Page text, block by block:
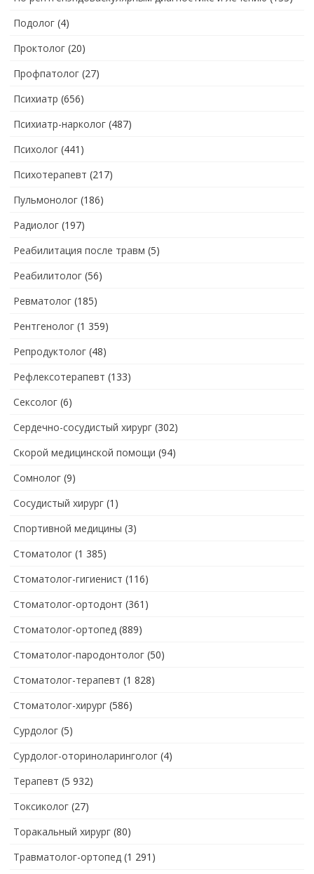
Подолог (4)
Проктолог (20)
Профпатолог (27)
Психиатр (656)
Психиатр-нарколог (487)
Психолог (441)
Психотерапевт (217)
Пульмонолог (186)
Радиолог (197)
Реабилитация после травм (5)
Реабилитолог (56)
Ревматолог (185)
Рентгенолог (1 359)
Репродуктолог (48)
Рефлексотерапевт (133)
Сексолог (6)
Сердечно-сосудистый хирург (302)
Скорой медицинской помощи (94)
Сомнолог (9)
Сосудистый хирург (1)
Спортивной медицины (3)
Стоматолог (1 385)
Стоматолог-гигиенист (116)
Стоматолог-ортодонт (361)
Стоматолог-ортопед (889)
Стоматолог-пародонтолог (50)
Стоматолог-терапевт (1 828)
Стоматолог-хирург (586)
Сурдолог (5)
Сурдолог-оториноларинголог (4)
Терапевт (5 932)
Токсиколог (27)
Торакальный хирург (80)
Травматолог-ортопед (1 291)